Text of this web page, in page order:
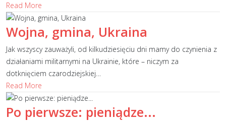
Read More
Wojna, gmina, Ukraina
Jak wszyscy zauważyli, od kilkudziesięciu dni mamy do czynienia z
działaniami militarnymi na Ukrainie, które – niczym za
dotknięciem czarodziejskiej…
Read More
Po pierwsze: pieniądze...